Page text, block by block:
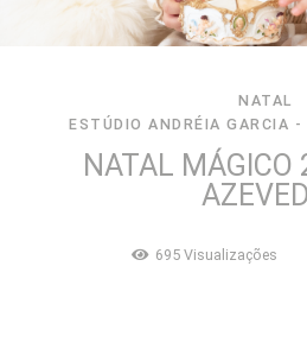
NATAL
ESTÚDIO ANDRÉIA GARCIA
NATAL MÁGICO
695Visualizações